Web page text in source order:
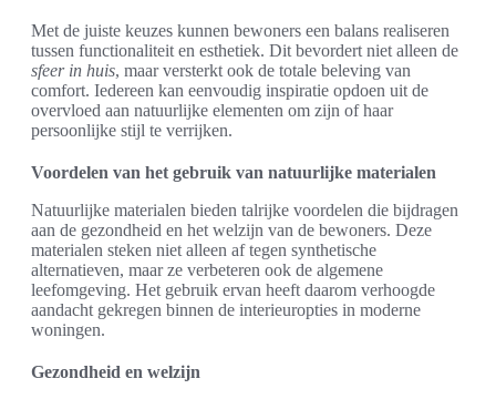
Met de juiste keuzes kunnen bewoners een balans realiseren
tussen functionaliteit en esthetiek. Dit bevordert niet alleen de
sfeer in huis, maar versterkt ook de totale beleving van
comfort. Iedereen kan eenvoudig inspiratie opdoen uit de
overvloed aan natuurlijke elementen om zijn of haar
persoonlijke stijl te verrijken.
Voordelen van het gebruik van natuurlijke materialen
Natuurlijke materialen bieden talrijke voordelen die bijdragen
aan de gezondheid en het welzijn van de bewoners. Deze
materialen steken niet alleen af tegen synthetische
alternatieven, maar ze verbeteren ook de algemene
leefomgeving. Het gebruik ervan heeft daarom verhoogde
aandacht gekregen binnen de interieuropties in moderne
woningen.
Gezondheid en welzijn